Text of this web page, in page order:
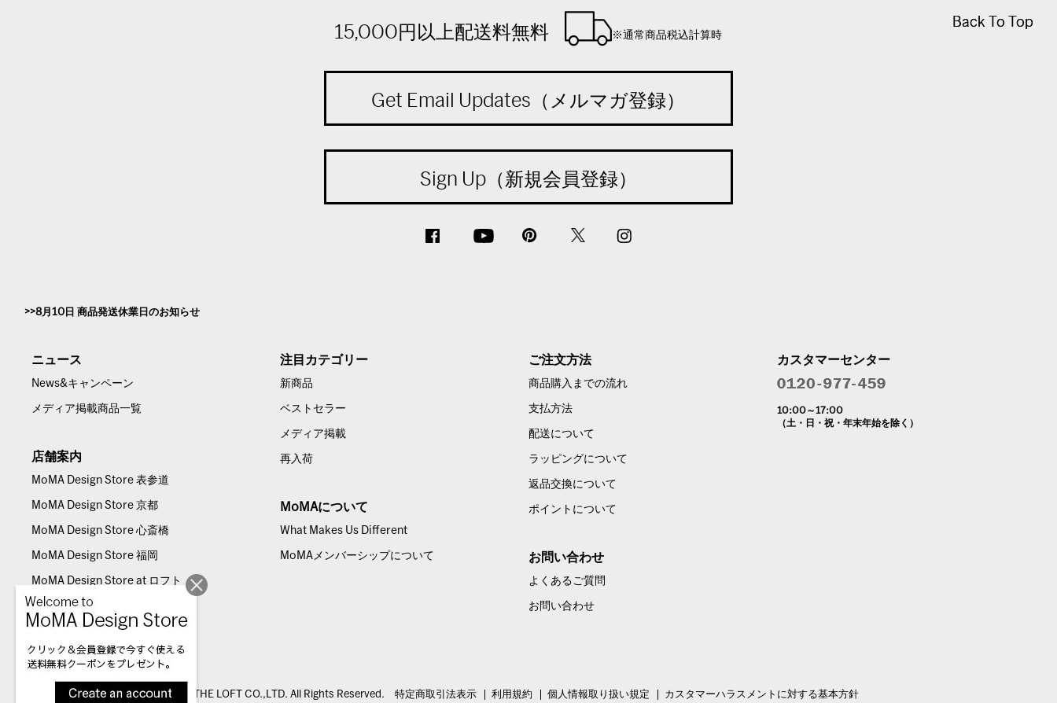
Back To Top
Back To Top
15,000円以上配送料無料 ※通常商品税込計算時
Get Email Updates（メルマガ登録）
Sign Up（新規会員登録）
8月10日 商品発送休業日のお知らせ
ニュース
News&キャンペーン
メディア掲載商品一覧
店舗案内
MoMA Design Store 表参道
MoMA Design Store 京都
MoMA Design Store 心斎橋
MoMA Design Store 福岡
MoMA Design Store at ロフト
注目カテゴリー
新商品
ベストセラー
メディア掲載
再入荷
MoMAについて
What Makes Us Different
MoMAメンバーシップについて
ご注文方法
商品購入までの流れ
支払方法
配送について
ラッピングについて
返品交換について
ポイントについて
お問い合わせ
よくあるご質問
お問い合わせ
カスタマーセンター
10:00～17:00
（土・日・祝・年末年始を除く）
© THE LOFT CO.,LTD. All Rights Reserved. 特定商取引法表示 利用規約 個人情報取り扱い規定 カスタマーハラスメントに対する基本方針